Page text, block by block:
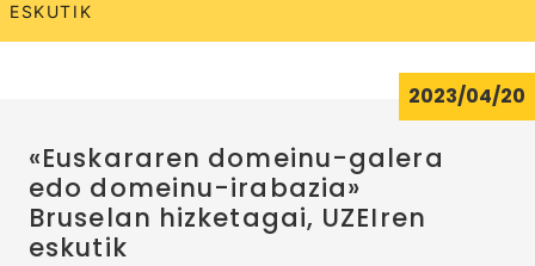
ESKUTIK
«Euskararen domeinu-galera
edo domeinu-irabazia»
Bruselan hizketagai, UZEIren
eskutik
2023/04/20